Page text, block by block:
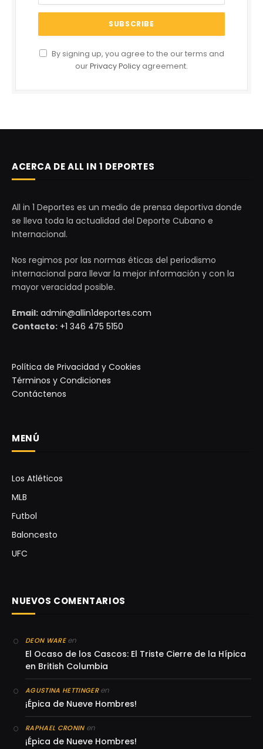
By signing up, you agree to the our terms and
ourPrivacy Policy agreement.
ACERCA DE ALL IN 1 DEPORTES
All in 1 Deportes es un medio de prensa deportiva donde
se lleva toda la actualidad del Deporte Cubano e
Internacional.
Nos regimos por las normas éticas del periodismo
internacional para llevar la mejor información y con la
mayor veracidad posible.
Email: admin@allin1deportes.com
Contacto: +1 346 475 5150
Política de Privacidad y Cookies
Términos y Condiciones
Contáctenos
MENÚ
Los Atléticos
MLB
Futbol
Baloncesto
UFC
NUEVOS COMENTARIOS
DEON WAREen
El Ocaso de los Cascos: El Triste Cierre de la Hípica
en British Columbia
AGUSTINA HETTINGERen
¡Épica de Nueve Hombres!
RAPHAEL CRONINen
¡Épica de Nueve Hombres!